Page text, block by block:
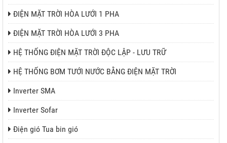
ĐIỆN MẶT TRỜI HÒA LƯỚI 1 PHA
ĐIỆN MẶT TRỜI HÒA LƯỚI 3 PHA
HỆ THỐNG ĐIỆN MẶT TRỜI ĐỘC LẬP - LƯU TRỮ
HỆ THỐNG BƠM TƯỚI NƯỚC BẰNG ĐIỆN MẶT TRỜI
Inverter SMA
Inverter Sofar
Điện gió Tua bin gió